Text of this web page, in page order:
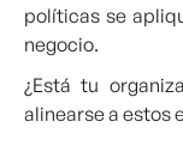
políticas se
negocio.
¿Está tu
alinearse a estos